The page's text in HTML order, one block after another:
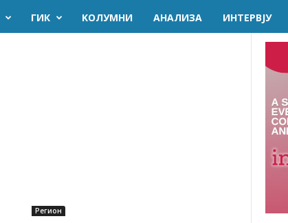
ГИК KОЛУМНИ AНАЛИЗА ИНТЕРВЈУ
Регион